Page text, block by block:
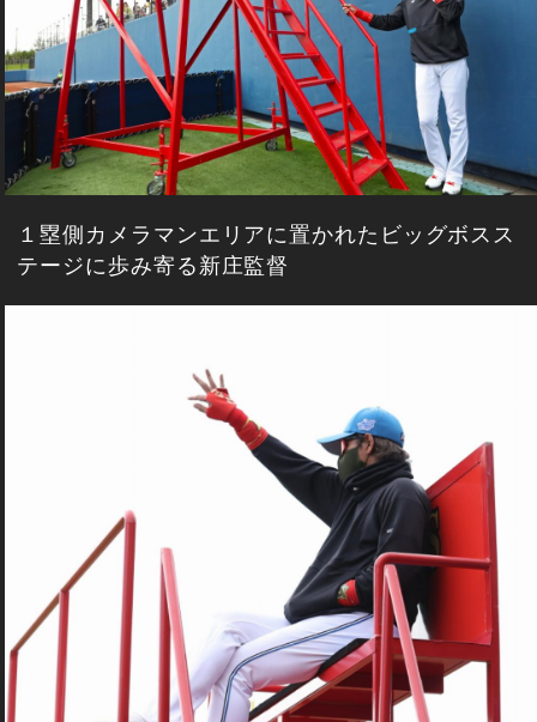
１塁側カメラマンエリアに置かれたビッグボスス
テージに歩み寄る新庄監督